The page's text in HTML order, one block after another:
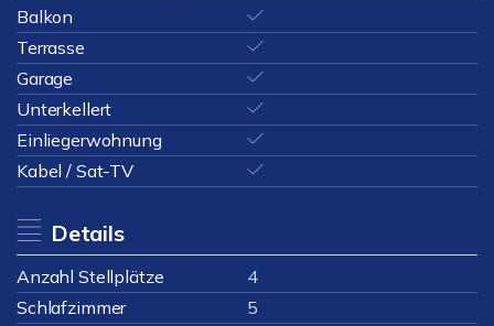
Balkon
Terrasse
Garage
Unterkellert
Einliegerwohnung
Kabel / Sat-TV
Details
Anzahl Stellplätze
4
Schlafzimmer
5